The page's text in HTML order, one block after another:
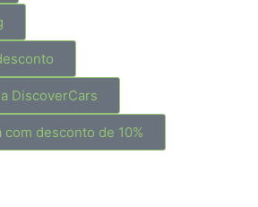
DiscoverCars
desconto de 10%